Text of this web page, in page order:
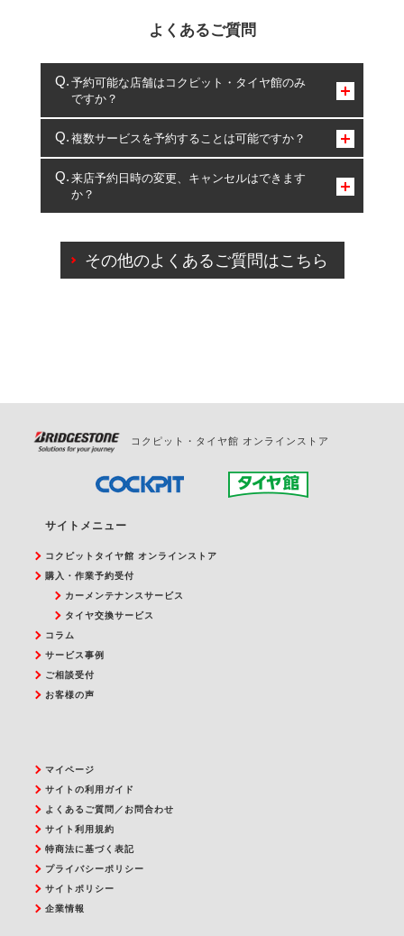
よくあるご質問
予約可能な店舗はコクピット・タイヤ館のみ
ですか？
コクピット・タイヤ館のみとなります。
複数サービスを予約することは可能ですか？
複数サービスのご予約は可能です。
一部の商品・サービスの組み合わせに限り、同時にご予約が
出来ないものもございます。
来店予約日時の変更、キャンセルはできます
か？
ご来店予約日の3営業日前を過ぎている場合のご予約
の日時変更につきましては、直接ご予約の店舗まで
その他のよくあるご質問はこちら
コクピット・タイヤ館 オンラインストア
サイトメニュー
コクピットタイヤ館 オンラインストア
購入・作業予約受付
カーメンテナンスサービス
タイヤ交換サービス
コラム
サービス事例
ご相談受付
お客様の声
マイページ
サイトの利用ガイド
よくあるご質問／お問合わせ
サイト利用規約
特商法に基づく表記
プライバシーポリシー
サイトポリシー
企業情報